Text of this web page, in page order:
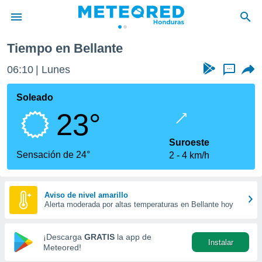
de
ha sido
calidad.
a este
las
y
forma
digital
basada
Tiempo en Bellante
06:10 Lunes ...
Soleado
23°
Sensación de 24°
Suroeste
2
4 km/h
Aviso de nivel amarillo
Alerta moderada por altas temperaturas en Bellante hoy
¡Descarga GRATIS la app de
Meteored!
Instalar